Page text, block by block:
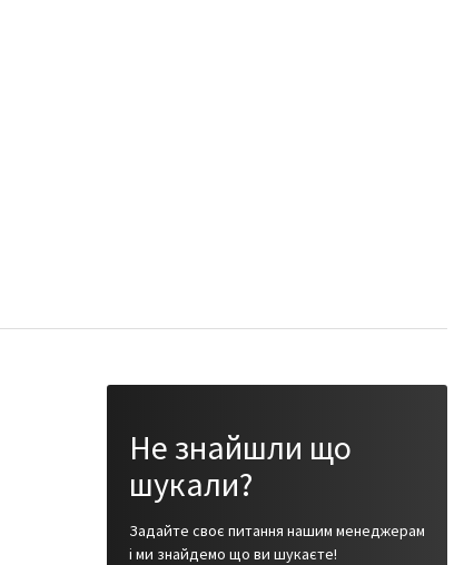
Не знайшли що
шукали?
Задайте своє питання нашим менеджерам
і ми знайдемо що ви шукаєте!